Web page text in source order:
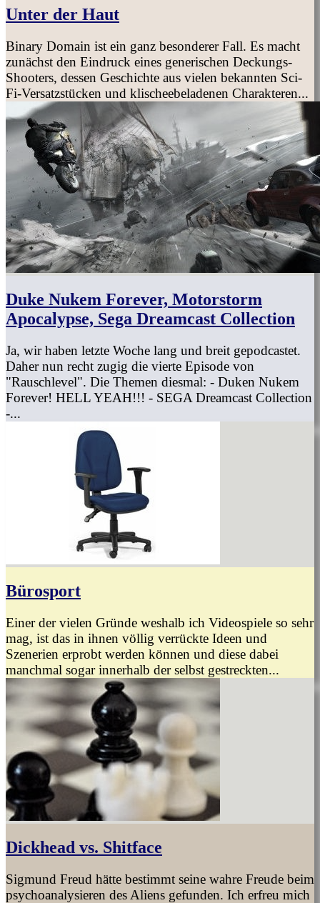
Unter der Haut
Binary Domain ist ein ganz besonderer Fall. Es macht
zunächst den Eindruck eines generischen Deckungs-
Shooters, dessen Geschichte aus vielen bekannten Sci-
Fi-Versatzstücken und klischeebeladenen Charakteren...
Duke Nukem Forever, Motorstorm
Apocalypse, Sega Dreamcast Collection
Ja, wir haben letzte Woche lang und breit gepodcastet.
Daher nun recht zugig die vierte Episode von
"Rauschlevel". Die Themen diesmal: - Duken Nukem
Forever! HELL YEAH!!! - SEGA Dreamcast Collection
-...
Bürosport
Einer der vielen Gründe weshalb ich Videospiele so sehr
mag, ist das in ihnen völlig verrückte Ideen und
Szenerien erprobt werden können und diese dabei
manchmal sogar innerhalb der selbst gestreckten...
Dickhead vs. Shitface
Sigmund Freud hätte bestimmt seine wahre Freude beim
psychoanalysieren des Aliens gefunden. Ich erfreu mich